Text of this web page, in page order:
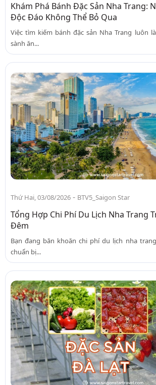
Khám Phá Bánh Đặc Sản Nha Trang:
Độc Đáo Không Thể Bỏ Qua
Việc tìm kiếm bánh đặc sản Nha Trang luôn
sành ăn...
Thứ Hai, 03/08/2026 - BTV5_Saigon Star
Tổng Hợp Chi Phí Du Lịch Nha Trang
Đêm
Bạn đang băn khoăn chi phí du lịch nha
chuẩn bị...